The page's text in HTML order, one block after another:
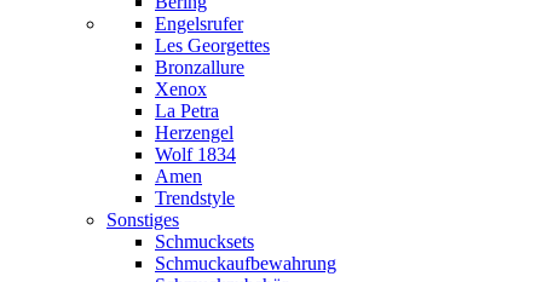
Engelsrufer
Les Georgettes
Bronzallure
Xenox
La Petra
Herzengel
Wolf 1834
Amen
Trendstyle
Sonstiges
Schmucksets
Schmuckaufbewahrung